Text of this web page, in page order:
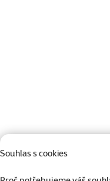
Souhlas s cookies